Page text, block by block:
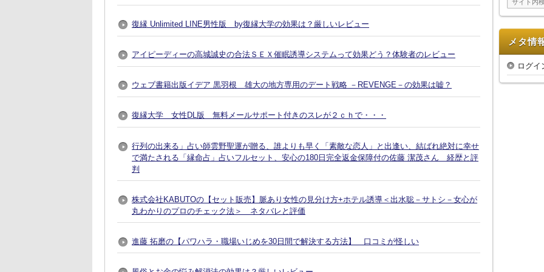
復縁 Unlimited LINE男性版 by復縁大学の効果は？厳しいレビュー
アイピーディーの高城誠史の合法ＳＥＸ催眠誘導システムって効果どう？体験者のレビュー
ウェブ書籍出版イデア 黒羽根 雄大の地方専用のデート戦略 －REVENGE－の効果は嘘？
復縁大学 女性DL版 無料メールサポート付きのスレが２ｃｈで・・・
行列の出来る」占い師雲野聖運が贈る、誰よりも早く「素敵な恋人」と出逢い、結ばれ絶対に幸せ
で満たされる「縁命占」占いフルセット、安心の180日完全返金保障付の佐藤 潔茂さん 経歴と評
判
株式会社KABUTOの【セット販売】脈あり女性の見分け方+ホテル誘導＜出水聡－サトシ－女心が
丸わかりのプロのチェック法＞ ネタバレと評価
進藤 拓磨の【パワハラ・職場いじめを30日間で解決する方法】 口コミが怪しい
ブ
メタ情
ログイ